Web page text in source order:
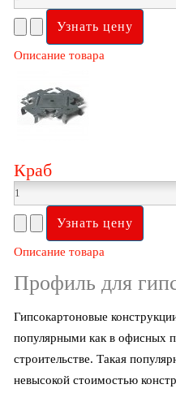
Описание товара
Краб
Описание товара
Профиль для
Гипсокартоновые
популярными как в офисных
строительстве. Такая
невысокой стоимостью